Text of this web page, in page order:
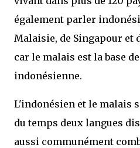
également parler
Malaisie, de Singapour et
car le malais est la base
indonésienne.
L'indonésien et le malais
du temps deux langues
aussi communément